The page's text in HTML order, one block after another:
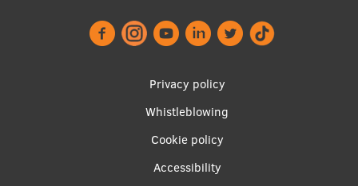
Privacy policy
Whistleblowing
Cookie policy
Accessibility